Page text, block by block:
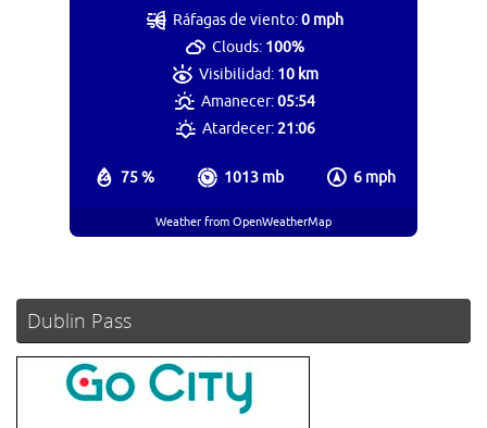
75 % 1013 mb 6 mph
Ráfagas de viento:0 mph
Clouds: 100%
Visibilidad: 10 km
Amanecer:05:54
Atardecer:21:06
Weather from OpenWeatherMap
Dublin Pass